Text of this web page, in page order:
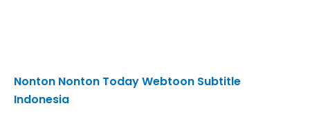
Nonton Nonton Today Webtoon Subtitle
Indonesia